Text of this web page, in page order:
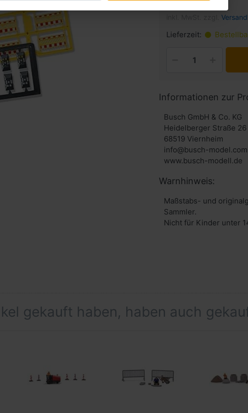
Lieferzeit:
Informationen zur
Busch GmbH & Co. KG
Heidelberger Straße 26
68519 Viernheim
info@busch-model.com
www.busch-modell.de
Warnhinweis:
Maßstabs- und
Sammler.
Nicht für Kinder unter
gekauft haben, haben auch